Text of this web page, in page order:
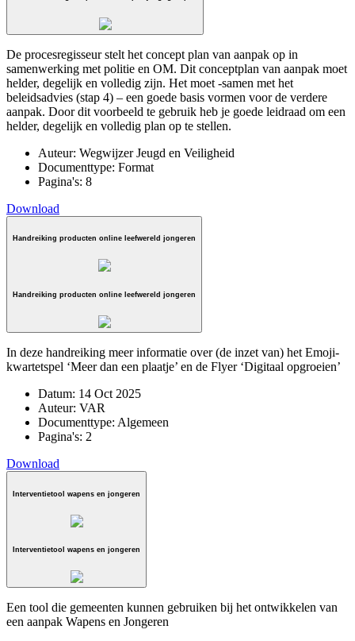
De procesregisseur stelt het concept plan van aanpak op in
samenwerking met politie en OM. Dit conceptplan van aanpak moet
helder, degelijk en volledig zijn. Het moet -samen met het
beleidsadvies (stap 4) – een goede basis vormen voor de verdere
aanpak. Door dit voorbeeld te gebruik heb je goede leidraad om een
helder, degelijk en volledig plan op te stellen.
Auteur: Wegwijzer Jeugd en Veiligheid
Documenttype: Format
Pagina's: 8
Download
Handreiking producten online leefwereld jongeren
Handreiking producten online leefwereld jongeren
In deze handreiking meer informatie over (de inzet van) het Emoji-
kwartetspel ‘Meer dan een plaatje’ en de Flyer ‘Digitaal opgroeien’
Datum: 14 Oct 2025
Auteur: VAR
Documenttype: Algemeen
Pagina's: 2
Download
Interventietool wapens en jongeren
Interventietool wapens en jongeren
Een tool die gemeenten kunnen gebruiken bij het ontwikkelen van
een aanpak Wapens en Jongeren